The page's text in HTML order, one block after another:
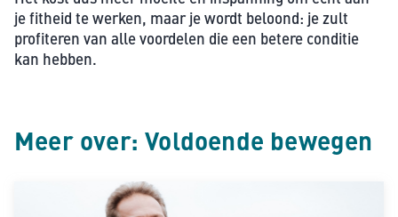
je fitheid te werken, maar je wordt beloond: je zult
profiteren van alle voordelen die een betere conditie
kan hebben.
Meer over: Voldoende bewegen